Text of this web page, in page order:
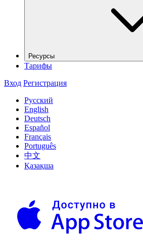
Ресурсы
Тарифы
Вход Регистрация
Русский
English
Deutsch
Español
Français
Português
中文
Қазақша